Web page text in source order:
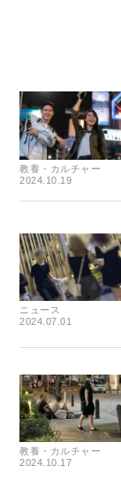
教養・カルチャー
2024.10.19
ニュース
2024.07.01
教養・カルチャー
2024.10.17